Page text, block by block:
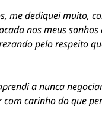
me dediquei muito,
nos meus
pelo respeito
a nunca
carinho do que